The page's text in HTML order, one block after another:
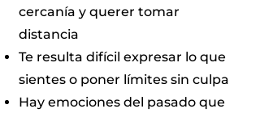
cercanía y querer tomar
distancia
Te resulta difícil expresar lo que
sientes o poner límites sin culpa
Hay emociones del pasado que